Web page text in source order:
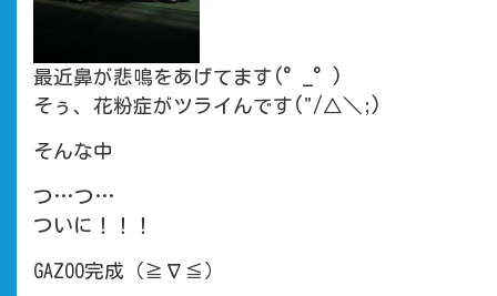
最近鼻が悲鳴をあげてます(°_°)
そぅ、花粉症がツライんです("/△＼;)
そんな中
つ…つ…
ついに！！！
GAZOO完成（≧∇≦）